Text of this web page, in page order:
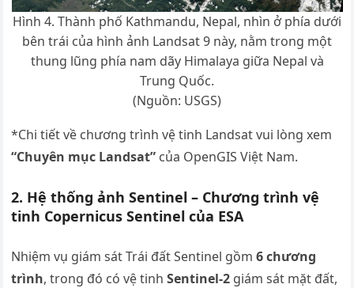
Hình 4. Thành phố Kathmandu, Nepal, nhìn ở phía dưới
bên trái của hình ảnh Landsat 9 này, nằm trong một
thung lũng phía nam dãy Himalaya giữa Nepal và
Trung Quốc.
(Nguồn: USGS)
*Chi tiết về chương trình vệ tinh Landsat vui lòng xem
“Chuyên mục Landsat” của OpenGIS Việt Nam.
2. Hệ thống ảnh Sentinel – Chương trình vệ
tinh Copernicus Sentinel của ESA
Nhiệm vụ giám sát Trái đất Sentinel gồm6 chương
trình, trong đó có vệ tinhSentinel-2 giám sát mặt đất,